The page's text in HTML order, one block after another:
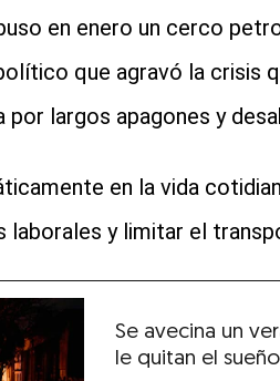
en enero un cerco
que agravó la crisis
por largos apagones y
en la vida
laborales y limitar el
Se avecina un
le quitan el